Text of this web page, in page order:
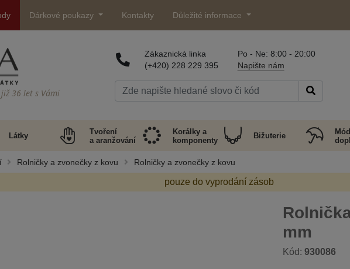
Dárkové poukazy Kontakty Důležité informace
36 let s Vámi
Zákaznická linka
(+420) 228 229 395
Po - Ne: 8:00 - 20:00
Napište nám
Látky
Tvoření
a aranžování
Korálky a
komponenty
Bižuterie
Rolničky a zvonečky z kovu Rolničky a zvonečky z kovu
pouze do vyprodání zásob
mm
Kód: 930086